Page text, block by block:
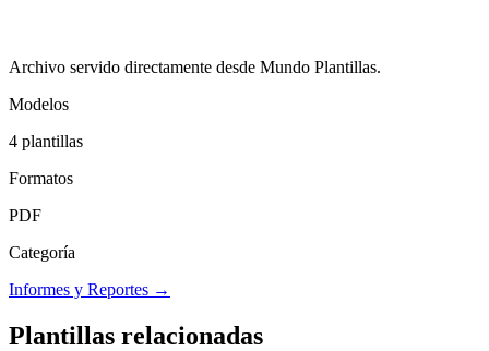
Archivo servido directamente desde Mundo Plantillas.
Modelos
4 plantillas
Formatos
PDF
Categoría
Informes y Reportes →
Plantillas relacionadas